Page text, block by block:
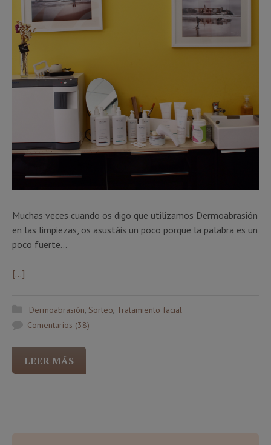
Muchas veces cuando os digo que utilizamos Dermoabrasión
en las limpiezas, os asustáis un poco porque la palabra es un
poco fuerte…
[…]
Dermoabrasión, Sorteo, Tratamiento facial
Comentarios (38)
LEER MÁS